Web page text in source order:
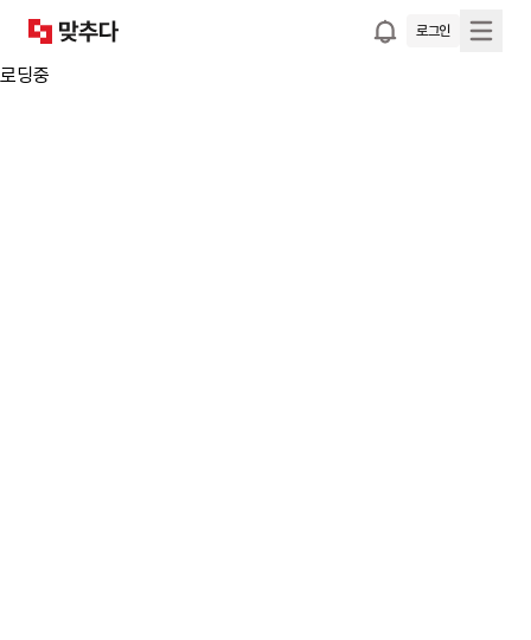
로그인
로딩중